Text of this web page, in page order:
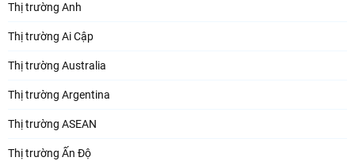
Thị trường Anh
Thị trường Ai Cập
Thị trường Australia
Thị trường Argentina
Thị trường ASEAN
Thị trường Ấn Độ